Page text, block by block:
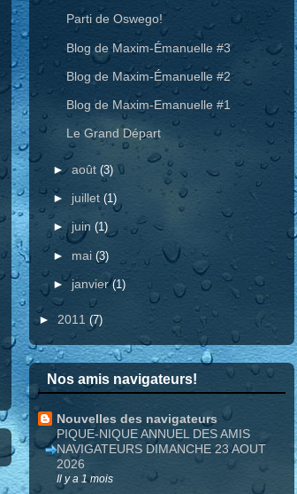
Parti de Oswego!
Blog de Maxim-Émanuelle #3
Blog de Maxim-Émanuelle #2
Blog de Maxim-Emanuelle #1
Le Grand Départ
► août (3)
► juillet (1)
► juin (1)
► mai (3)
► janvier(1)
► 2011 (7)
Nos amis navigateurs!
Nouvelles des navigateurs
PIQUE-NIQUE ANNUEL DES AMIS
NAVIGATEURS DIMANCHE 23 AOUT
2026
Il y a 1 mois